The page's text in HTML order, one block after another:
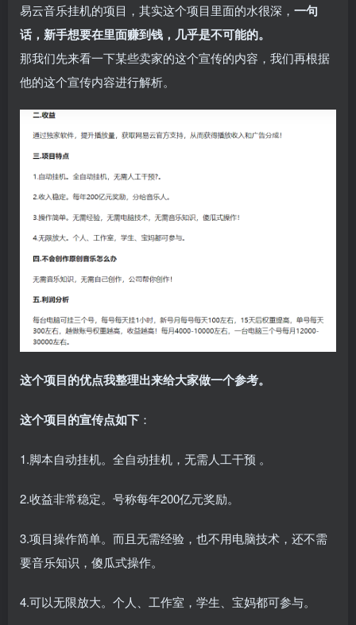
易云音乐挂机的项目，其实这个项目里面的水很深， 一句
话，新手想要在里面赚到钱，几乎是不可能的。
那我们先来看一下某些卖家的这个宣传的内容，我们再根据
他的这个宣传内容进行解析。
这个项目的优点我整理出来给大家做一个参考。
这个项目的宣传点如下 ：
1.脚本自动挂机。全自动挂机，无需人工干预 。
2.收益非常稳定。号称每年200亿元奖励。
3.项目操作简单。而且无需经验，也不用电脑技术，还不需
要音乐知识，傻瓜式操作。
4.可以无限放大。个人、工作室，学生、宝妈都可参与。